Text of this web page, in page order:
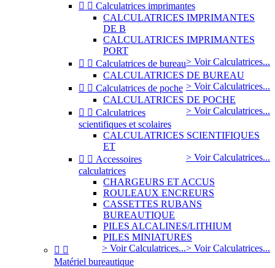
  Calculatrices imprimantes
CALCULATRICES IMPRIMANTES
DE B
CALCULATRICES IMPRIMANTES
PORT
> Voir Calculatrices...
  Calculatrices de bureau
CALCULATRICES DE BUREAU
> Voir Calculatrices...
  Calculatrices de poche
CALCULATRICES DE POCHE
> Voir Calculatrices...
  Calculatrices
scientifiques et scolaires
CALCULATRICES SCIENTIFIQUES
ET
> Voir Calculatrices...
  Accessoires
calculatrices
CHARGEURS ET ACCUS
ROULEAUX ENCREURS
CASSETTES RUBANS
BUREAUTIQUE
PILES ALCALINES/LITHIUM
PILES MINIATURES
> Voir Calculatrices...
> Voir Calculatrices...
 
Matériel bureautique